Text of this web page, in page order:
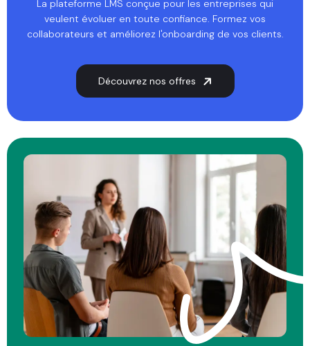
La plateforme LMS conçue pour les entreprises qui
veulent évoluer en toute confiance. Formez vos
collaborateurs et améliorez l'onboarding de vos clients.
Découvrez nos offres